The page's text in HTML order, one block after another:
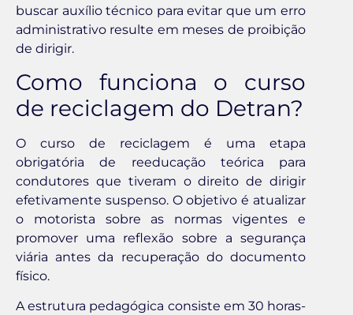
buscar auxílio técnico para evitar que um erro
administrativo resulte em meses de proibição
de dirigir.
Como funciona o curso
de reciclagem do Detran?
O curso de reciclagem é uma etapa
obrigatória de reeducação teórica para
condutores que tiveram o direito de dirigir
efetivamente suspenso. O objetivo é atualizar
o motorista sobre as normas vigentes e
promover uma reflexão sobre a segurança
viária antes da recuperação do documento
físico.
A estrutura pedagógica consiste em 30 horas-